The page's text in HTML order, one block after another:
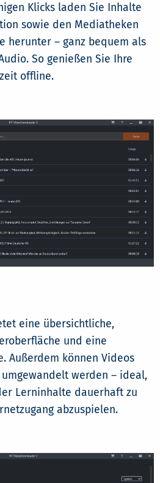
Klicks laden Sie Inhalte
sowie den Mediatheken
herunter – ganz bequem als
So genießen Sie Ihre
offline.
eine übersichtliche,
und eine
Außerdem können Videos
werden – ideal,
Lerninhalte dauerhaft zu
abzuspielen.